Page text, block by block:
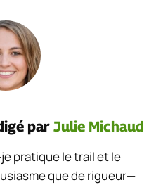
par Julie Michaud
pratique le trail et le
que de rigueur—